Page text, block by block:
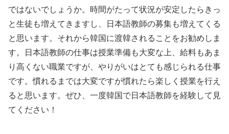
ではないでしょうか。時間がたって状況が安定したらきっ
と生徒も増えてきますし、日本語教師の募集も増えてくる
と思います。それから韓国に渡韓されることをお勧めしま
す。日本語教師の仕事は授業準備も大変な上、給料もあま
り高くない職業ですが、やりがいはとても感じられる仕事
です。慣れるまでは大変ですが慣れたら楽しく授業を行え
ると思います。ぜひ、一度韓国で日本語教師を経験して見
てください！